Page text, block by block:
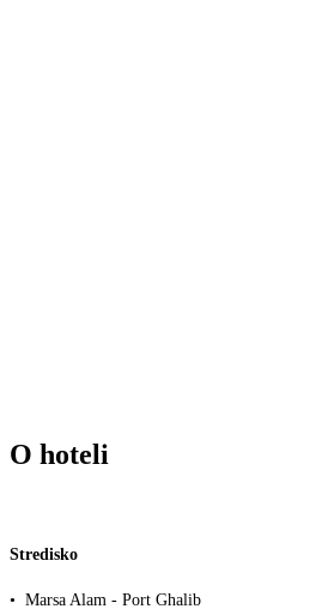
O hoteli
Stredisko
• Marsa Alam - Port Ghalib